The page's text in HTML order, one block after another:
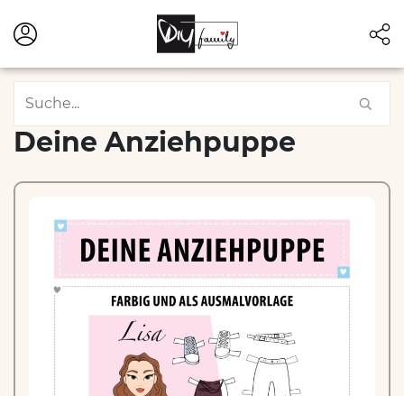
Deine Anziehpuppe